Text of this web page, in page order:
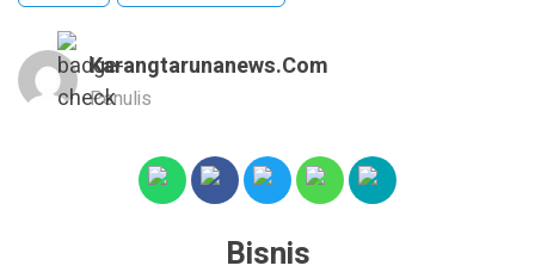
Karangtarunanews.com
Penulis
Bisnis